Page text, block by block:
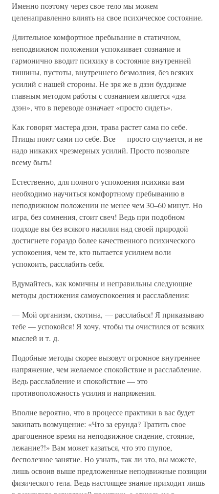
Именно поэтому через свое тело мы можем
целенаправленно влиять на свое психическое состояние.
Длительное комфортное пребывание в статичном,
неподвижном положении успокаивает сознание и
гармонично вводит психику в состояние внутренней
тишины, пустоты, внутреннего безмолвия, без всяких
усилий с нашей стороны. Не зря же в дзэн буддизме
главным методом работы с сознанием является «дза-
дзэн», что в переводе означает «просто сидеть».
Как говорят мастера дзэн, трава растет сама по себе.
Птицы поют сами по себе. Все — просто случается, и не
надо никаких чрезмерных усилий. Просто позвольте
всему быть!
Естественно, для полного успокоения психики вам
необходимо научиться комфортному пребыванию в
неподвижном положении не менее чем 30–60 минут. Но
игра, без сомнения, стоит свеч! Ведь при подобном
подходе вы без всякого насилия над своей природой
достигнете гораздо более качественного психического
успокоения, чем те, кто пытается усилием воли
успокоить, расслабить себя.
Вдумайтесь, как комичны и неправильны следующие
методы достижения самоуспокоения и расслабления:
— Мой организм, скотина, — расслабься! Я приказываю
тебе — успокойся! Я хочу, чтобы ты очистился от всяких
мыслей и т. д.
Подобные методы скорее вызовут огромное внутреннее
напряжение, чем желаемое спокойствие и расслабление.
Ведь расслабление и спокойствие — это
противоположность усилия и напряжения.
Вполне вероятно, что в процессе практики в вас будет
закипать возмущение: «Что за ерунда? Тратить свое
драгоценное время на неподвижное сидение, стояние,
лежание?!» Вам может казаться, что это глупое,
бесполезное занятие. Но узнать, так ли это, вы можете,
лишь освоив выше предложенные неподвижные позиции
физического тела. Ведь настоящее знание приходит лишь